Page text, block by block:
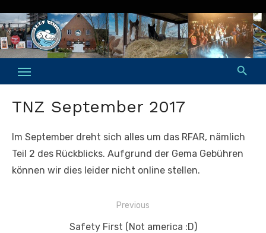
to
content
TNZ September 2017
Im September dreht sich alles um das RFAR, nämlich
Teil 2 des Rückblicks. Aufgrund der Gema Gebühren
können wir dies leider nicht online stellen.
Beitragsnavigation
Previous
Previous
Safety First (Not america :D)